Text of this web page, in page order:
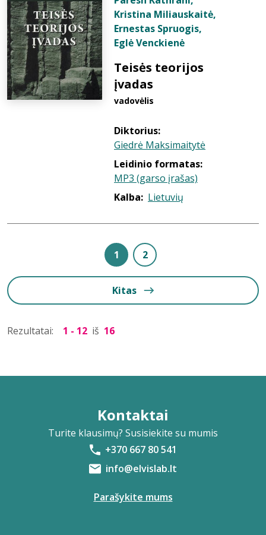
Kristina Miliauskaitė,
Ernestas Spruogis,
Eglė Venckienė
Teisės teorijos
įvadas
vadovėlis
Diktorius:
Giedrė Maksimaitytė
Leidinio formatas:
MP3 (garso įrašas)
Kalba: Lietuvių
1 2
Kitas
Rezultatai: 1 - 12 iš 16
Kontaktai
Turite klausimų? Susisiekite su mumis
+370 667 80 541
info@elvislab.lt
Parašykite mums